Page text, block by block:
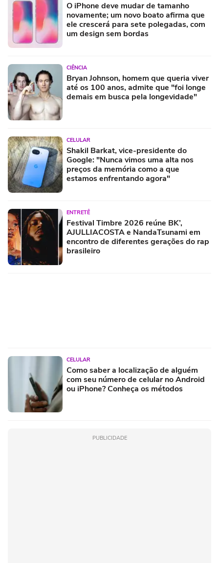
O iPhone deve mudar de tamanho
novamente; um novo boato afirma que
ele crescerá para sete polegadas, com
um design sem bordas
CIÊNCIA
Bryan Johnson, homem que queria viver
até os 100 anos, admite que "foi longe
demais em busca pela longevidade"
CELULAR
Shakil Barkat, vice-presidente do
Google: "Nunca vimos uma alta nos
preços da memória como a que
estamos enfrentando agora"
ENTRETÊ
Festival Timbre 2026 reúne BK’,
AJULLIACOSTA e NandaTsunami em
encontro de diferentes gerações do rap
brasileiro
CELULAR
Como saber a localização de alguém
com seu número de celular no Android
ou iPhone? Conheça os métodos
PUBLICIDADE